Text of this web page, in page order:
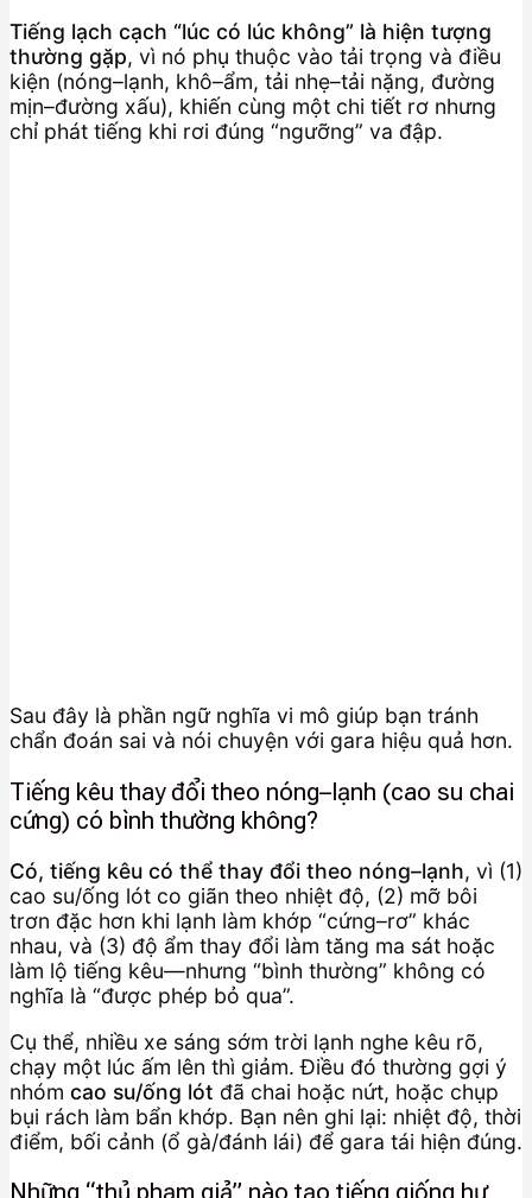
Tiếng lạch cạch “lúc có lúc không” là hiện tượng
thường gặp, vì nó phụ thuộc vào tải trọng và điều
kiện (nóng–lạnh, khô–ẩm, tải nhẹ–tải nặng, đường
mịn–đường xấu), khiến cùng một chi tiết rơ nhưng
chỉ phát tiếng khi rơi đúng “ngưỡng” va đập.
Sau đây là phần ngữ nghĩa vi mô giúp bạn tránh
chẩn đoán sai và nói chuyện với gara hiệu quả hơn.
Tiếng kêu thay đổi theo nóng–lạnh (cao su chai
cứng) có bình thường không?
Có, tiếng kêu có thể thay đổi theo nóng–lạnh, vì (1)
cao su/ống lót co giãn theo nhiệt độ, (2) mỡ bôi
trơn đặc hơn khi lạnh làm khớp “cứng–rơ” khác
nhau, và (3) độ ẩm thay đổi làm tăng ma sát hoặc
làm lộ tiếng kêu—nhưng “bình thường” không có
nghĩa là “được phép bỏ qua”.
Cụ thể, nhiều xe sáng sớm trời lạnh nghe kêu rõ,
chạy một lúc ấm lên thì giảm. Điều đó thường gợi ý
nhóm cao su/ống lót đã chai hoặc nứt, hoặc chụp
bụi rách làm bẩn khớp. Bạn nên ghi lại: nhiệt độ, thời
điểm, bối cảnh (ổ gà/đánh lái) để gara tái hiện đúng.